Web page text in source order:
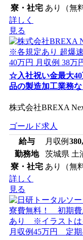
寮・社宅 あり（無
詳しく
見る
☆入社祝い金最大
品の製造加工業務
株式会社BREXA
ゴールド求人
給与
月収例
勤務地
茨城県 土
寮・社宅 あり（無
詳しく
見る